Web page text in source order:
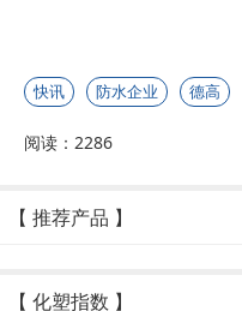
快讯 防水企业 德高
阅读：2286
【 推荐产品 】
【 化塑指数 】